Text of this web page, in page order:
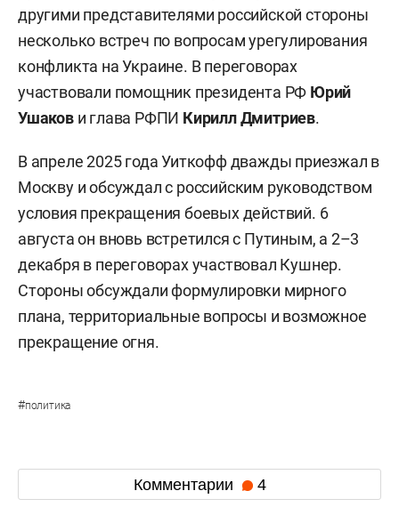
другими представителями российской стороны
несколько встреч по вопросам урегулирования
конфликта на Украине. В переговорах
участвовали помощник президента РФ Юрий
Ушакови глава РФПИ Кирилл Дмитриев.
В апреле 2025 года Уиткофф дважды приезжал в
Москву и обсуждал с российским руководством
условия прекращения боевых действий. 6
августа он вновь встретился с Путиным, а 2–3
декабря в переговорах участвовал Кушнер.
Стороны обсуждали формулировки мирного
плана, территориальные вопросы и возможное
прекращение огня.
#политика
Комментарии 4